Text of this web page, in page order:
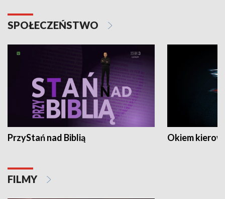
SPOŁECZEŃSTWO
PrzyStań nad Biblią Okiem
FILMY